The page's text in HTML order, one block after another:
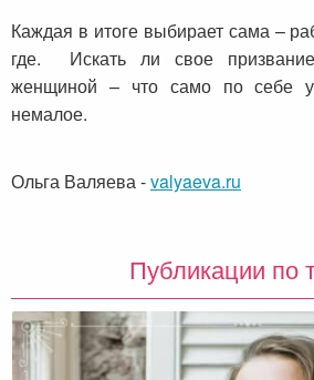
Каждая в итоге выбирает сама –
где. Искать ли свое
женщиной – что само по себе
немалое.
Ольга Валяева-valyaeva.ru
Публикации по